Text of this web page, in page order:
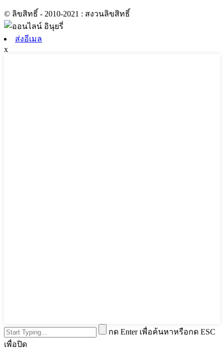
© ลิขสิทธิ์ - 2010-2021 : สงวนลิขสิทธิ์
ส่งอีเมล
x
กด Enter เพื่อค้นหาหรือกด ESC
เพื่อปิด